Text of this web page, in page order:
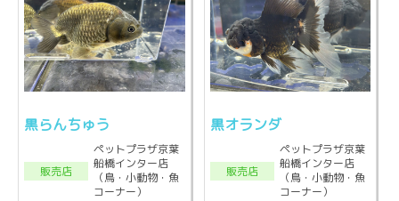
黒らんちゅう
販売店
ペットプラザ京葉
船橋インター店
（鳥・小動物・魚
コーナー）
黒オランダ
販売店
ペットプラザ京葉
船橋インター店
（鳥・小動物・魚
コーナー）